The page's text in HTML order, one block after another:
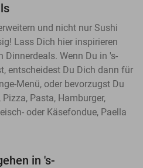
und nicht nur Sushi
Lass Dich hier inspirieren
Dinnerdeals. Wenn Du in 's-
entscheidest Du Dich dann für
Menü, oder bevorzugst Du
Pasta, Hamburger,
oder Käsefondue, Paella
in 's-